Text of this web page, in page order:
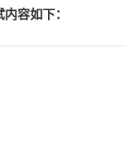
容如下：